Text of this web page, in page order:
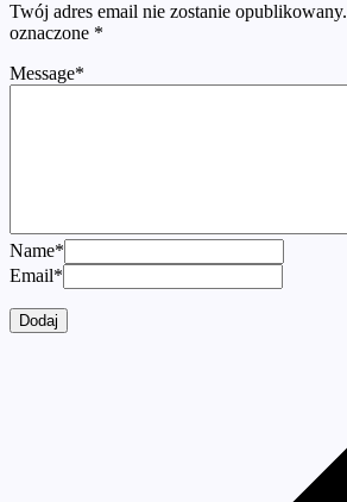
Twój adres email nie zostanie opublikowany.
oznaczone *
Message*
Name*
Email*